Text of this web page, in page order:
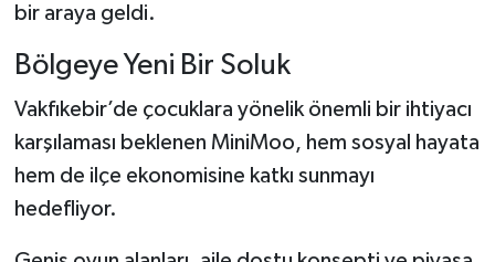
bir araya geldi.
Bölgeye Yeni Bir Soluk
Vakfıkebir’de çocuklara yönelik önemli bir ihtiyacı
karşılaması beklenen MiniMoo, hem sosyal hayata
hem de ilçe ekonomisine katkı sunmayı
hedefliyor.